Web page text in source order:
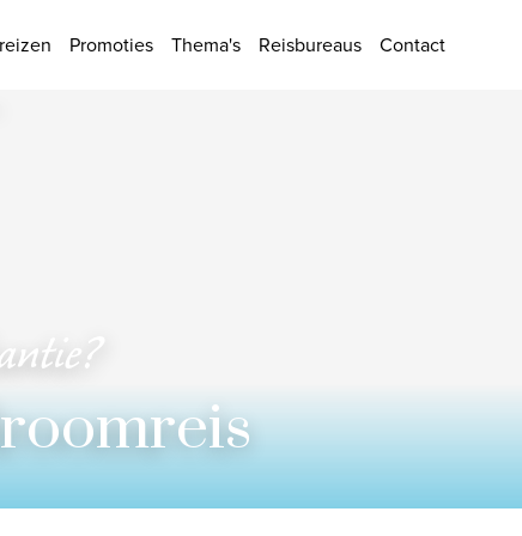
Promoties Thema's Reisbureaus Contact
Kamer 1
Toepassen